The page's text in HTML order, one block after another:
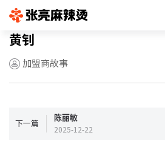
黄钊
加盟商故事
下一篇
陈丽敏
2025-12-22